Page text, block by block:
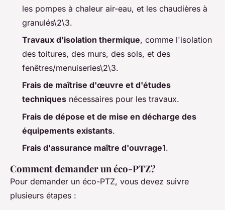
les pompes à chaleur air-eau, et les chaudières à
granulés\2\3.
Travaux d'isolation thermique, comme l'isolation
des toitures, des murs, des sols, et des
fenêtres/menuiseries\2\3.
Frais de maîtrise d'œuvre et d'études
techniques nécessaires pour les travaux.
Frais de dépose et de mise en décharge des
équipements existants.
Frais d'assurance maître d'ouvrage1.
Comment demander un éco-PTZ?
Pour demander un éco-PTZ, vous devez suivre
plusieurs étapes :